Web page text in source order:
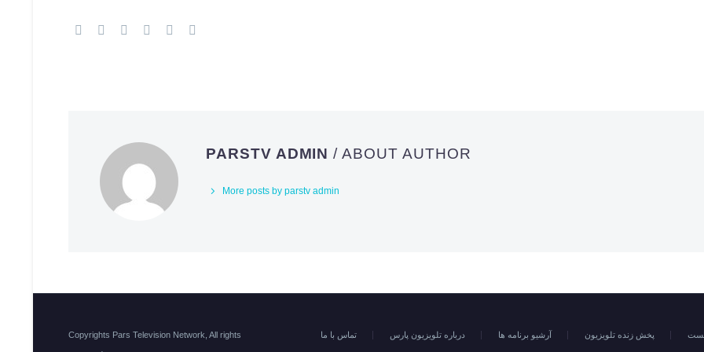
PARSTV ADMIN/ ABOUT AUTHOR
More posts by parstv admin
تماس با ما درباره تلویزیون پارس آرشیو برنامه ها پخش زنده تلویزیون Copyrights Pars Television Network, All rights